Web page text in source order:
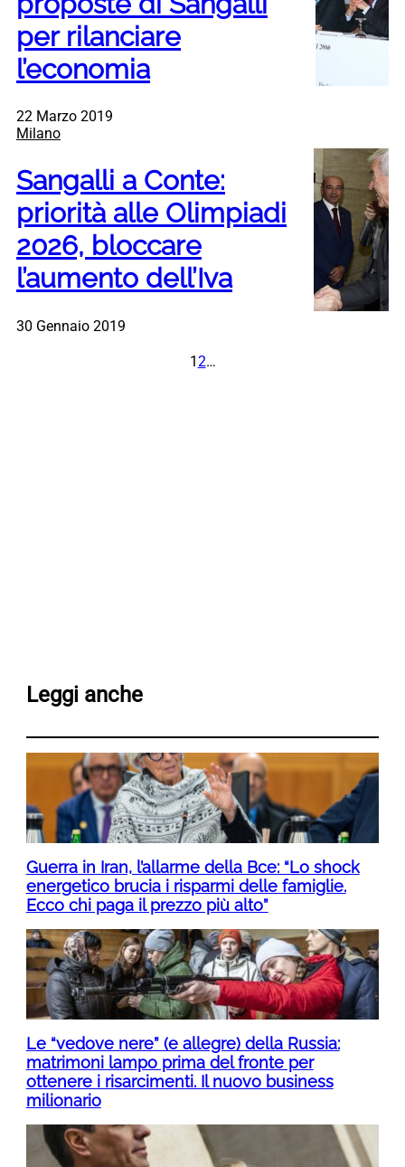
per rilanciare
l’economia
22 Marzo 2019
Milano
Sangalli a Conte:
priorità alle Olimpiadi
2026, bloccare
l’aumento dell’Iva
30 Gennaio 2019
1 2…
Leggi anche
Guerra in Iran, l’allarme della Bce: “Lo shock
energetico brucia i risparmi delle famiglie.
Ecco chi paga il prezzo più alto”
Le “vedove nere” (e allegre) della Russia:
matrimoni lampo prima del fronte per
ottenere i risarcimenti. Il nuovo business
milionario